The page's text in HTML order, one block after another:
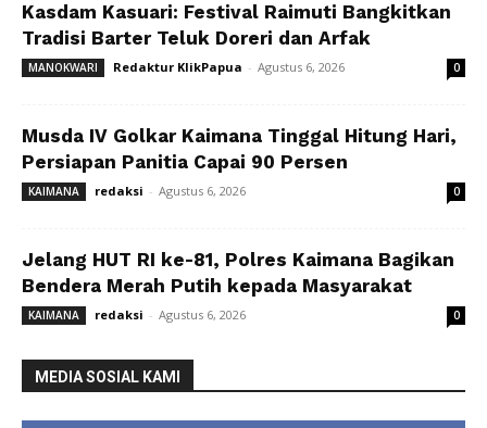
Kasdam Kasuari: Festival Raimuti Bangkitkan
Tradisi Barter Teluk Doreri dan Arfak
MANOKWARI Redaktur KlikPapua - Agustus 6, 2026 0
Musda IV Golkar Kaimana Tinggal Hitung Hari,
Persiapan Panitia Capai 90 Persen
KAIMANA redaksi - Agustus 6, 2026 0
Jelang HUT RI ke-81, Polres Kaimana Bagikan
Bendera Merah Putih kepada Masyarakat
KAIMANA redaksi - Agustus 6, 2026 0
MEDIA SOSIAL KAMI